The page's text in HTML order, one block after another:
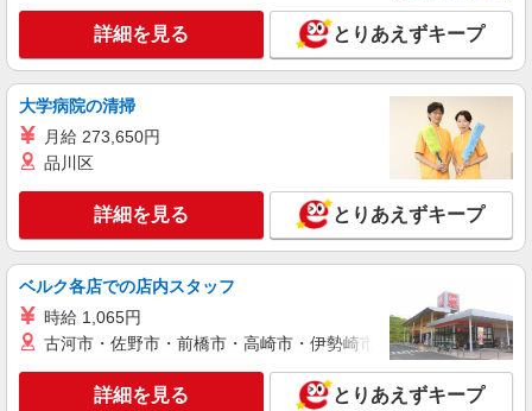
詳細を見る とりあえずキープ
大学病院の清掃
月給 273,650円
品川区
詳細を見る とりあえずキープ
ベルク各店での店内スタッフ
時給 1,065円
古河市・佐野市・前橋市・高崎市・伊勢崎市・太田市・館林市
詳細を見る とりあえずキープ